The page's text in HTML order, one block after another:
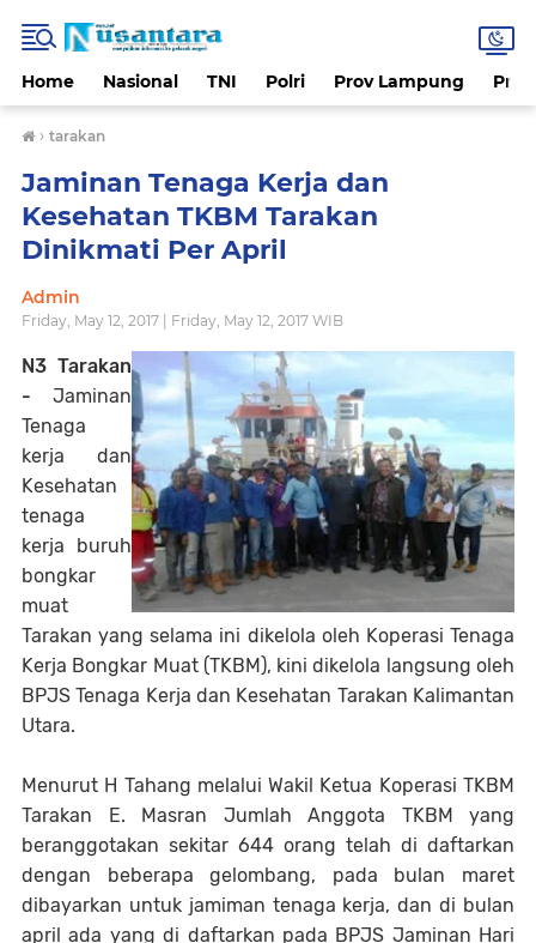
Home Nasional TNI Polri Prov Lampung
› tarakan
Jaminan Tenaga Kerja dan
Kesehatan TKBM Tarakan
Dinikmati Per April
Admin
Friday, May 12, 2017 | Friday, May 12, 2017 WIB
N3 Tarakan
- Jaminan
Tenaga
kerja dan
Kesehatan
tenaga
kerja buruh
bongkar
muat
Tarakan yang selama ini dikelola oleh Koperasi Tenaga
Kerja Bongkar Muat (TKBM), kini dikelola langsung oleh
BPJS Tenaga Kerja dan Kesehatan Tarakan Kalimantan
Utara.
Menurut H Tahang melalui Wakil Ketua Koperasi TKBM
Tarakan E. Masran Jumlah Anggota TKBM yang
beranggotakan sekitar 644 orang telah di daftarkan
dengan beberapa gelombang, pada bulan maret
dibayarkan untuk jamiman tenaga kerja, dan di bulan
april ada yang di daftarkan pada BPJS Jaminan Hari